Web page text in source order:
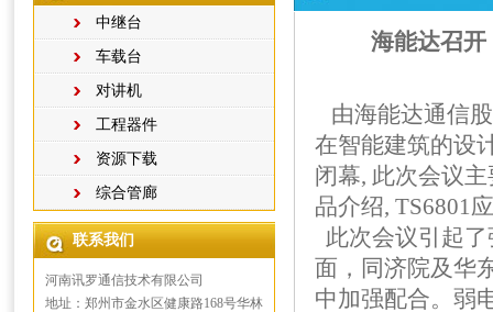
中继台
车载台
对讲机
工程器件
资源下载
综合管廊
联系我们
河南讯罗通信技术有限公司
地址：郑州市金水区健康路168号华林
海能达召
由海能达通信
在智能建筑的设
闭幕, 此次会议
品介绍, TS6801
此次会议引起
面，同济院及华
中加强配合。弱